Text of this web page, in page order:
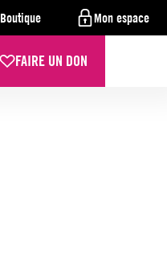
Boutique Mon espace
FAIRE UN DON